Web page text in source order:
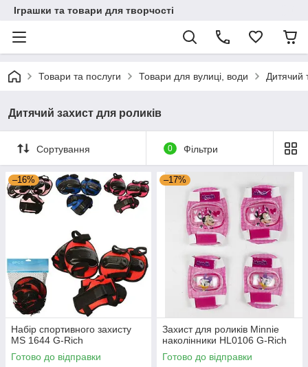
Іграшки та товари для творчості
Товари та послуги Товари для вулиці, води Дитячий
Дитячий захист для роликів
Сортування 0 Фільтри
–16%
Набір спортивного захисту
MS 1644 G-Rich
Готово до відправки
–17%
Захист для роликів Minnie
наколінники HL0106 G-Rich
Готово до відправки